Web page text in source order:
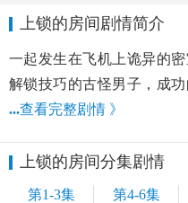
上锁的房间剧情简介
一起发生在飞机上诡异的
解锁技巧的古怪男子，成
...查看完整剧情 》
上锁的房间分集剧情
第1-3集 第4-6集